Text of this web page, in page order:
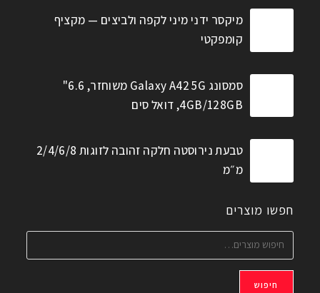
מיקסר ידני מיני לקפה ולביצים — מקציף
קומפקטי
סמסונג Galaxy A42 5G משוחזר, 6.6"
4GB/128GB, דואל סים
טבעת נירוסטה חלקה זהובה לזוגות 2/4/6/8
מ״מ
חפשו מוצרים
חיפוש